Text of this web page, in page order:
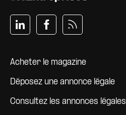
Pied de page
Acheter le magazine
Déposez une annonce légale
Consultez les annonces légales